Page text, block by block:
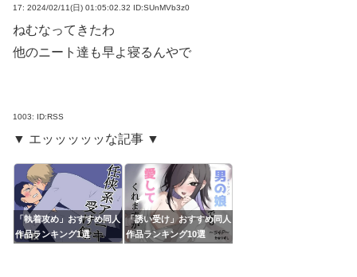
17: 2024/02/11(日) 01:05:02.32 ID:SUnMVb3z0
ねむなってきたわ
他のニート達も早よ寝るんやで
1003: ID:RSS
▼ エッッッッッな記事 ▼
「執着攻め」おすすめ同人
作品ランキング1選
「誘い受け」おすすめ同人
作品ランキング10選